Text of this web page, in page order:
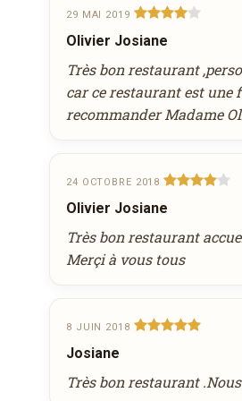
29 MAI 2019
Olivier Josiane
Très bon restaurant
car ce restaurant est une
recommander Madame
24 OCTOBRE 2018
Olivier Josiane
Très bon restaurant
Merçi à vous tous
8 JUIN 2018
Josiane
Très bon restaurant